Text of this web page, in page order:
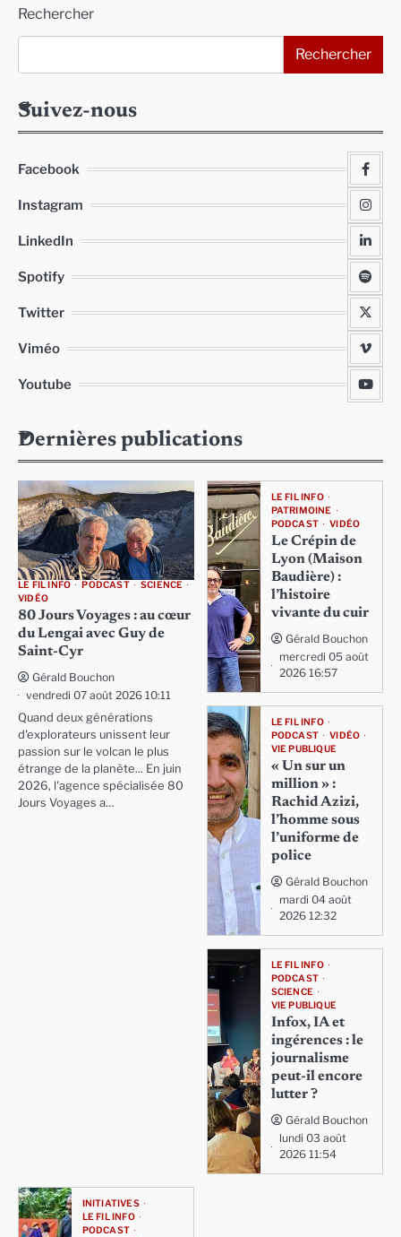
Rechercher
Rechercher
Suivez-nous
Facebook
Instagram
LinkedIn
Spotify
Twitter
Viméo
Youtube
Dernières publications
LE FIL INFO PODCAST
SCIENCE
VIDÉO
80 Jours Voyages : au cœur
du Lengai avec Guy de
Saint-Cyr
Gérald Bouchon
vendredi 07 août 2026 10:11
Quand deux générations
d'explorateurs unissent leur
passion sur le volcan le plus
étrange de la planète... En juin
2026, l'agence spécialisée 80
Jours Voyages a…
LE FIL INFO
PATRIMOINE
PODCAST
VIDÉO
Le Crépin de
Lyon (Maison
Baudière) :
l’histoire
vivante du cuir
Gérald Bouchon
mercredi 05 août
2026 16:57
LE FIL INFO
PODCAST
VIDÉO
VIE PUBLIQUE
« Un sur un
million » :
Rachid Azizi,
l’homme sous
l’uniforme de
police
Gérald Bouchon
mardi 04 août
2026 12:32
LE FIL INFO
PODCAST
SCIENCE
VIE PUBLIQUE
Infox, IA et
ingérences : le
journalisme
peut-il encore
lutter ?
Gérald Bouchon
lundi 03 août
2026 11:54
INITIATIVES
LE FIL INFO
PODCAST